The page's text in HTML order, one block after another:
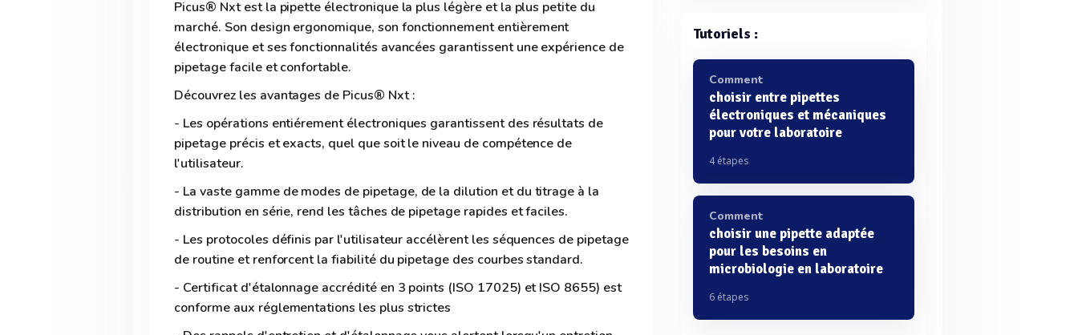
Picus® Nxt est la pipette électronique la plus légère et la plus petite du
marché. Son design ergonomique, son fonctionnement entièrement
électronique et ses fonctionnalités avancées garantissent une expérience de
pipetage facile et confortable.
Découvrez les avantages de Picus® Nxt :
- Les opérations entiérement électroniques garantissent des résultats de
pipetage précis et exacts, quel que soit le niveau de compétence de
l'utilisateur.
- La vaste gamme de modes de pipetage, de la dilution et du titrage à la
distribution en série, rend les tâches de pipetage rapides et faciles.
- Les protocoles définis par l'utilisateur accélèrent les séquences de pipetage
de routine et renforcent la fiabilité du pipetage des courbes standard.
- Certificat d'étalonnage accrédité en 3 points (ISO 17025) et ISO 8655) est
conforme aux réglementations les plus strictes
Tutoriels :
Comment
choisir entre pipettes
électroniques et mécaniques
pour votre laboratoire
4 étapes
Comment
choisir une pipette adaptée
pour les besoins en
microbiologie en laboratoire
6 étapes